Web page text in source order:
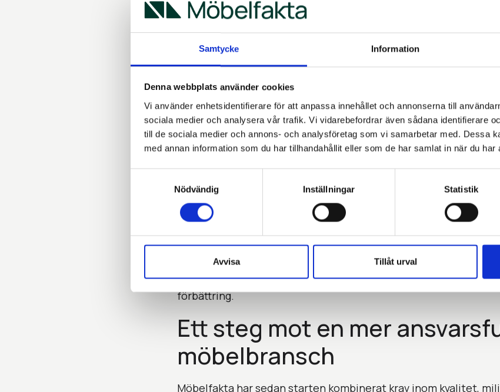
Samtycke Information
Denna webbplats använder cookies
Vi använder enhetsidentifierare för att anpassa innehållet och annonserna till
sociala medier och analysera vår trafik. Vi vidarebefordrar även sådana identifierare
till de sociala medier och annons- och analysföretag som vi samarbetar med. Dessa
med annan information som du har tillhandahållit eller som de har samlat in när du har
Nödvändig
Inställningar Statistik
Avvisa Tillåt urval
internationella ramverk och förväntningar, säger Sonja
leveranskedjor på Möbelfakta.
Stärkt certifiering – stärkt
företagen
Medlemskapet innebär att Möbelfakta ytterligare stärker sin
nätverk inom området ansvarsfulla leverantörskedjor. Det
certifieringen fortsatt är robust, relevant och i takt med
förstärkt stöd i arbetet med social hållbarhet och riskhantering.
transparens, due diligence och regelefterlevnad ökar – inte
kommande EU-regelverk – blir tillgången till strukturerade och
viktigare.
Genom medlemskapet i Etisk Handel stärker Möbelfakta sin roll
inte bara ställer krav, utan också bidrar till kunskap, vägledning
förbättring.
Ett steg mot en mer
möbelbransch
Möbelfakta har sedan starten kombinerat krav inom kvalitet,